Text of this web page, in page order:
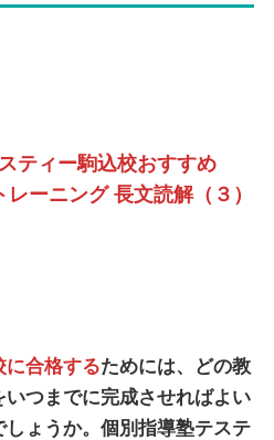
ティー駒込校おすすめ
レーニング 長文読解（３）
に合格するためには、どの教
いつまでに完成させればよい
ょうか。 個別指導塾テステ